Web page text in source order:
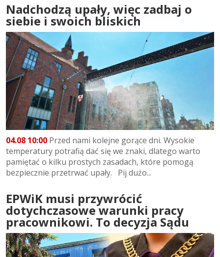
Nadchodzą upały, więc zadbaj o
siebie i swoich bliskich
04.08 10:00 Przed nami kolejne gorące dni. Wysokie
temperatury potrafią dać się we znaki, dlatego warto
pamiętać o kilku prostych zasadach, które pomogą
bezpiecznie przetrwać upały. Pij dużo...
EPWiK musi przywrócić
dotychczasowe warunki pracy
pracownikowi. To decyzja Sądu